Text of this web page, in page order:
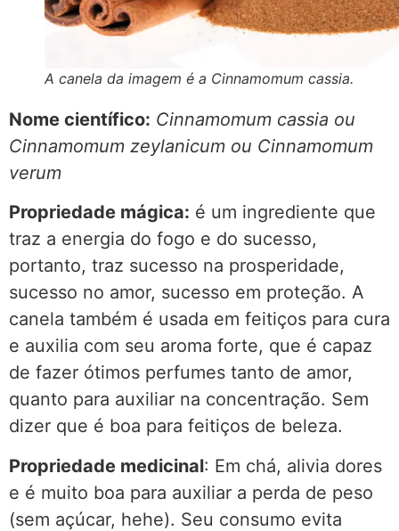
A canela da imagem é a Cinnamomum cassia.
Nome científico: Cinnamomum cassia ou
Cinnamomum zeylanicum ou Cinnamomum
verum
Propriedade mágica: é um ingrediente que
traz a energia do fogo e do sucesso,
portanto, traz sucesso na prosperidade,
sucesso no amor, sucesso em proteção. A
canela também é usada em feitiços para cura
e auxilia com seu aroma forte, que é capaz
de fazer ótimos perfumes tanto de amor,
quanto para auxiliar na concentração. Sem
dizer que é boa para feitiços de beleza.
Propriedade medicinal: Em chá, alivia dores
e é muito boa para auxiliar a perda de peso
(sem açúcar, hehe). Seu consumo evita